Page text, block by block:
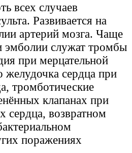
всех случаев
Развивается на
артерий мозга. Чаще
эмболии служат тромбы
при мерцательной
желудочка сердца при
тромботические
клапанах при
сердца, возвратном
поражениях